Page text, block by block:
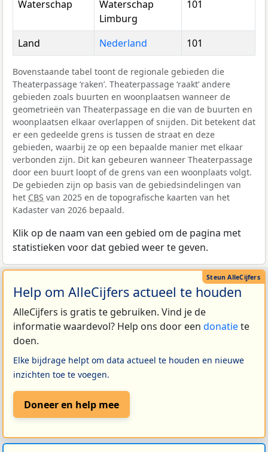
Waterschap
Waterschap
Limburg
101
Land Nederland 101
Bovenstaande tabel toont de regionale gebieden die
Theaterpassage ‘raken’. Theaterpassage ‘raakt’ andere
gebieden zoals buurten en woonplaatsen wanneer de
geometrieën van Theaterpassage en die van de buurten en
woonplaatsen elkaar overlappen of snijden. Dit betekent dat
er een gedeelde grens is tussen de straat en deze
gebieden, waarbij ze op een bepaalde manier met elkaar
verbonden zijn. Dit kan gebeuren wanneer Theaterpassage
door een buurt loopt of de grens van een woonplaats volgt.
De gebieden zijn op basis van de gebiedsindelingen van
het CBS van 2025 en de topografische kaarten van het
Kadaster van 2026 bepaald.
Klik op de naam van een gebied om de pagina met
statistieken voor dat gebied weer te geven.
Help om AlleCijfers actueel te houden
AlleCijfers is gratis te gebruiken. Vind je de
informatie waardevol? Help ons door een donatiete
doen.
Elke bijdrage helpt om data actueel te houden en nieuwe
inzichten toe te voegen.
Doneer en help mee